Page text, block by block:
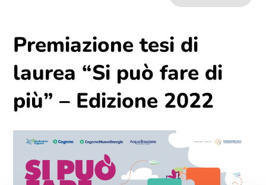
Premiazione tesi di
laurea “Si può fare di
più” – Edizione 2022